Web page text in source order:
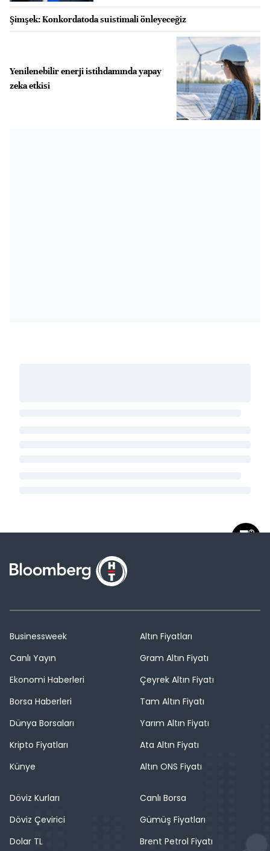
Şimşek: Konkordatoda suistimali önleyeceğiz
Yenilenebilir enerji istihdamında yapay
zeka etkisi
Businessweek
Canlı Yayın
Ekonomi Haberleri
Borsa Haberleri
Dünya Borsaları
Kripto Fiyatları
Künye
Altın Fiyatları
Gram Altın Fiyatı
Çeyrek Altın Fiyatı
Tam Altın Fiyatı
Yarım Altın Fiyatı
Ata Altın Fiyatı
Altın ONS Fiyatı
Döviz Kurları
Döviz Çevirici
Dolar TL
Canlı Borsa
Gümüş Fiyatları
Brent Petrol Fiyatı